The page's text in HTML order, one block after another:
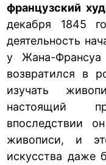
французский
декабря 1845
деятельность
у Жана-Франсуа
возвратился в
изучать
настоящий
впоследствии
живописи, и
искусства даже